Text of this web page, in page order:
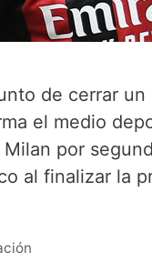
de cerrar
el medio
por
al finalizar la